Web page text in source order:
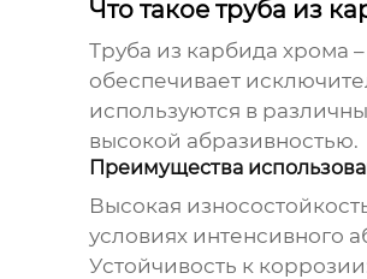
Что такое труба из
Труба из карбида хрома
обеспечивает
используются в
высокой абразивностью.
Преимущества
Высокая
условиях интенсивного
Устойчивость к